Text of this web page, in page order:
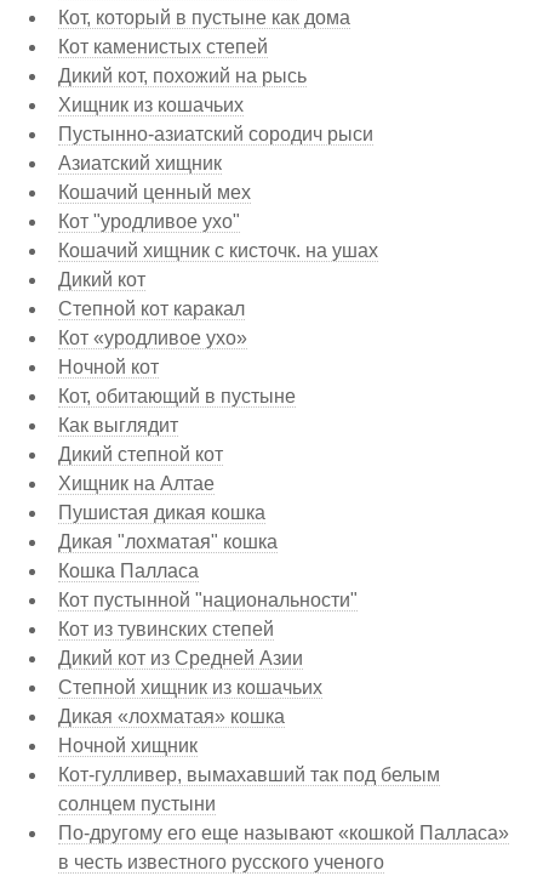
Кот, который в пустыне как дома
Кот каменистых степей
Дикий кот, похожий на рысь
Хищник из кошачьих
Пустынно-азиатский сородич рыси
Азиатский хищник
Кошачий ценный мех
Кот "уродливое ухо"
Кошачий хищник с кисточк. на ушах
Дикий кот
Степной кот каракал
Кот «уродливое ухо»
Ночной кот
Кот, обитающий в пустыне
Как выглядит
Дикий степной кот
Хищник на Алтае
Пушистая дикая кошка
Дикая "лохматая" кошка
Кошка Палласа
Кот пустынной "национальности"
Кот из тувинских степей
Дикий кот из Средней Азии
Степной хищник из кошачьих
Дикая «лохматая» кошка
Ночной хищник
Кот-гулливер, вымахавший так под белым
солнцем пустыни
По-другому его еще называют «кошкой Палласа»
в честь известного русского ученого